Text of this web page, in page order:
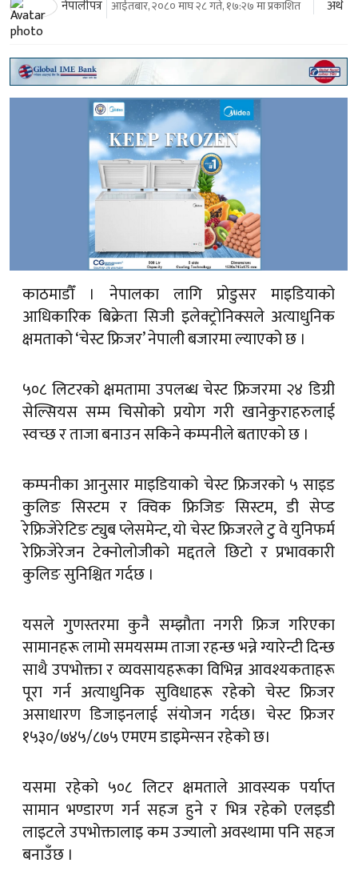
नेपालीपत्र आईतबार, २०८० माघ २८ गते, १७:२७ मा प्रकाशित अर्थ
काठमाडौँ । नेपालका लागि प्रोडुसर माइडियाको
आधिकारिक बिक्रेता सिजी इलेक्ट्रोनिक्सले अत्याधुनिक
क्षमताको ‘चेस्ट फ्रिजर’ नेपाली बजारमा ल्याएको छ ।
५०८ लिटरको क्षमतामा उपलब्ध चेस्ट फ्रिजरमा २४ डिग्री
सेल्सियस सम्म चिसोको प्रयोग गरी खानेकुराहरुलाई
स्वच्छ र ताजा बनाउन सकिने कम्पनीले बताएको छ ।
कम्पनीका आनुसार माइडियाको चेस्ट फ्रिजरको ५ साइड
कुलिङ सिस्टम र क्विक फ्रिजिङ सिस्टम, डी सेप्ड
रेफ्रिजेरेटिङ ट्युब प्लेसमेन्ट, यो चेस्ट फ्रिजरले टु वे युनिफर्म
रेफ्रिजेरेजन टेक्नोलोजीको मद्दतले छिटो र प्रभावकारी
कुलिङ सुनिश्चित गर्दछ ।
यसले गुणस्तरमा कुनै सम्झौता नगरी फ्रिज गरिएका
सामानहरू लामो समयसम्म ताजा रहन्छ भन्ने ग्यारेन्टी दिन्छ
साथै उपभोक्ता र व्यवसायहरूका विभिन्न आवश्यकताहरू
पूरा गर्न अत्याधुनिक सुविधाहरू रहेको चेस्ट फ्रिजर
असाधारण डिजाइनलाई संयोजन गर्दछ। चेस्ट फ्रिजर
१५३०/७४५/८७५ एमएम डाइमेन्सन रहेको छ।
यसमा रहेको ५०८ लिटर क्षमताले आवस्यक पर्याप्त
सामान भण्डारण गर्न सहज हुने र भित्र रहेको एलइडी
लाइटले उपभोक्तालाइ कम उज्यालो अवस्थामा पनि सहज
बनाउँछ ।